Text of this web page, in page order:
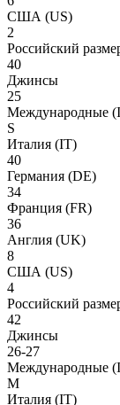
США (US)
2
Российский
40
Джинсы
25
Международные
S
Италия (IT)
40
Германия (DE)
34
Франция (FR)
36
Англия (UK)
8
США (US)
4
Российский
42
Джинсы
26-27
Международные
M
Италия (IT)